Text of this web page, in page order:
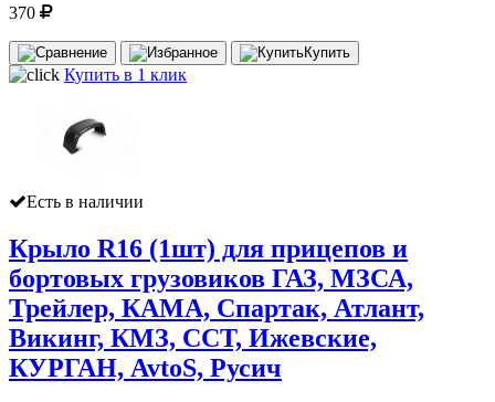
370
Купить
Купить в 1 клик
Есть в наличии
Крыло R16 (1шт) для прицепов и
бортовых грузовиков ГАЗ, МЗСА,
Трейлер, КАМА, Спартак, Атлант,
Викинг, КМЗ, ССТ, Ижевские,
КУРГАН, AvtoS, Русич